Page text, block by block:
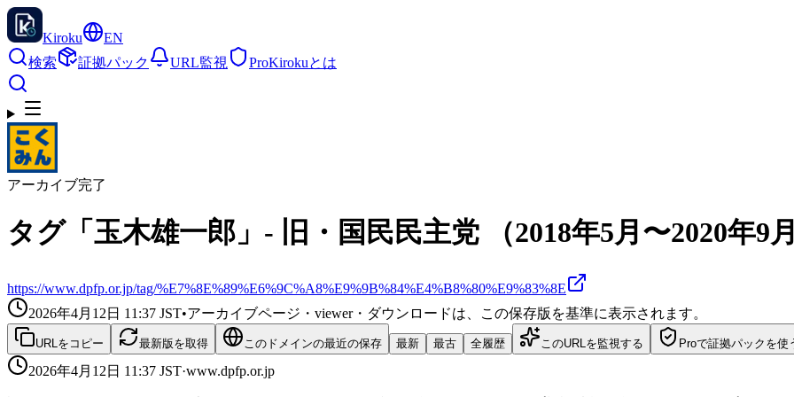
Kiroku
EN
検索
証拠パック URL監視 ProKirokuとは
アーカイブ完了
タグ「玉木雄一郎」- 旧・国民民主党 （2018年5月〜2020年9
https://www.dpfp.or.jp/tag/%E7%8E%89%E6%9C%A8%E9%9B%84%E4%B8%80%E9%83%8E
2026年4月12日 11:37 JST•アーカイブページ・viewer・ダウンロードは、この保存版を基準に表示されます。
URLをコピー 最新版を取得 このドメインの最近の保存 最新 最古 全履歴 このURLを監視する Proで証拠パックを使
2026年4月12日 11:37 JST·www.dpfp.or.jp